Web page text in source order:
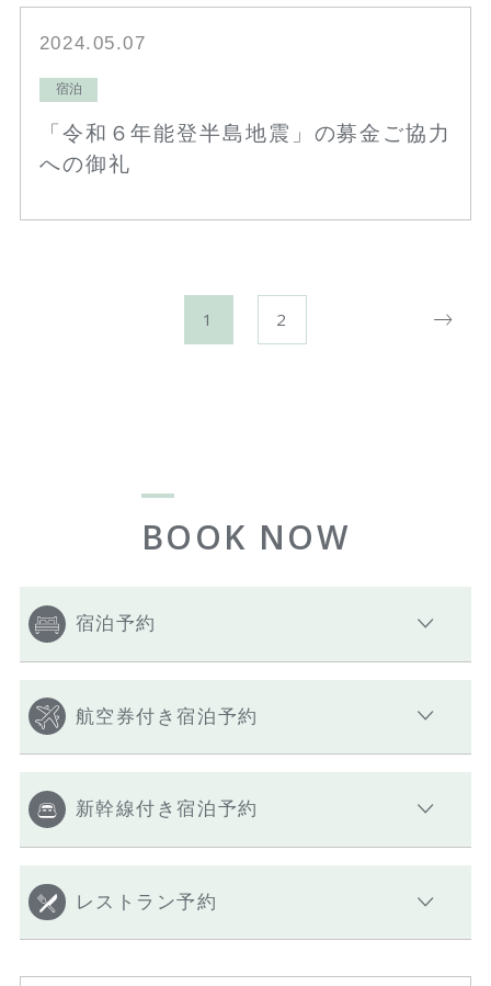
2024.05.07
宿泊
「令和６年能登半島地震」の募金ご協力
への御礼
1 2
BOOK NOW
宿泊予約
航空券付き宿泊予約
新幹線付き宿泊予約
レストラン予約